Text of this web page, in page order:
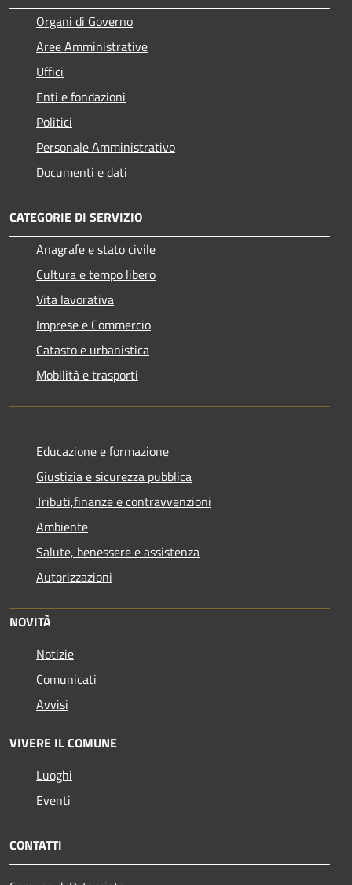
Organi di Governo
Aree Amministrative
Uffici
Enti e fondazioni
Politici
Personale Amministrativo
Documenti e dati
CATEGORIE DI SERVIZIO
Anagrafe e stato civile
Cultura e tempo libero
Vita lavorativa
Imprese e Commercio
Catasto e urbanistica
Mobilità e trasporti
Educazione e formazione
Giustizia e sicurezza pubblica
Tributi,finanze e contravvenzioni
Ambiente
Salute, benessere e assistenza
Autorizzazioni
NOVITÀ
Notizie
Comunicati
Avvisi
VIVERE IL COMUNE
Luoghi
Eventi
CONTATTI